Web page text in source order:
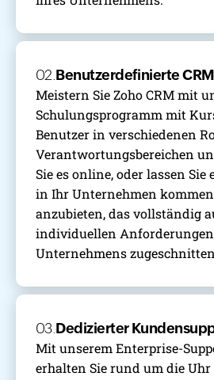
02. Benutzerdefinierte
Meistern Sie Zoho CRM mit
Schulungsprogramm mit
Benutzer in verschiedenen
Verantwortungsbereichen
Sie es online, oder lassen
in Ihr Unternehmen
anzubieten, das vollständig
individuellen
Unternehmens
03. Dedizierter
Mit unserem Enterprise-
erhalten Sie rund um die Uhr